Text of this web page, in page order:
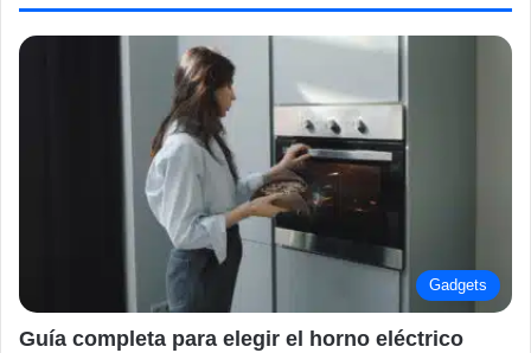
Gadgets
Guía completa para elegir el horno eléctrico